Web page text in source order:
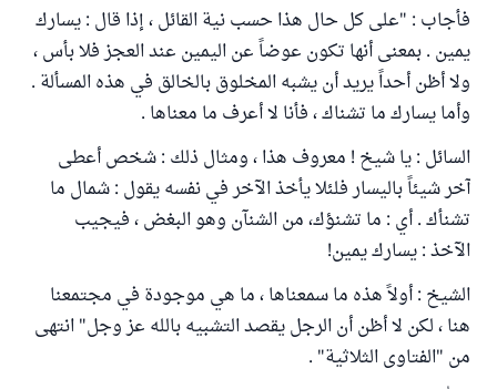
فأجاب : "على كل حال هذا حسب نية القائل ، إذا قال : يسارك
يمين . بمعنى أنها تكون عوضاً عن اليمين عند العجز فلا بأس ،
ولا أظن أحداً يريد أن يشبه المخلوق بالخالق في هذه المسألة .
وأما يسارك ما تشناك ، فأنا لا أعرف ما معناها .
السائل : يا شيخ ! معروف هذا ، ومثال ذلك : شخص أعطى
آخر شيئاً باليسار فلئلا يأخذ الآخر في نفسه يقول : شمال ما
تشنأك . أي : ما تشنؤك، من الشنآن وهو البغض ، فيجيب
الآخذ : يسارك يمين!
الشيخ : أولاً هذه ما سمعناها ، ما هي موجودة في مجتمعنا
هنا ، لكن لا أظن أن الرجل يقصد التشبيه بالله عز وجل" انتهى
من "الفتاوى الثلاثية" .